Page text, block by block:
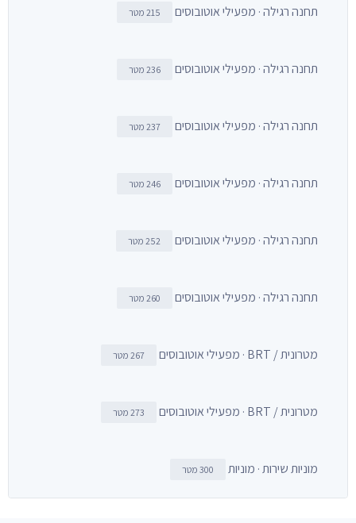
תחנה רגילה · מפעילי אוטובוסים 215 מטר
תחנה רגילה · מפעילי אוטובוסים 236 מטר
תחנה רגילה · מפעילי אוטובוסים 237 מטר
תחנה רגילה · מפעילי אוטובוסים 246 מטר
תחנה רגילה · מפעילי אוטובוסים 252 מטר
תחנה רגילה · מפעילי אוטובוסים 260 מטר
מטרונית / BRT · מפעילי אוטובוסים 267 מטר
מטרונית / BRT · מפעילי אוטובוסים 273 מטר
מוניות שירות · מוניות 300 מטר